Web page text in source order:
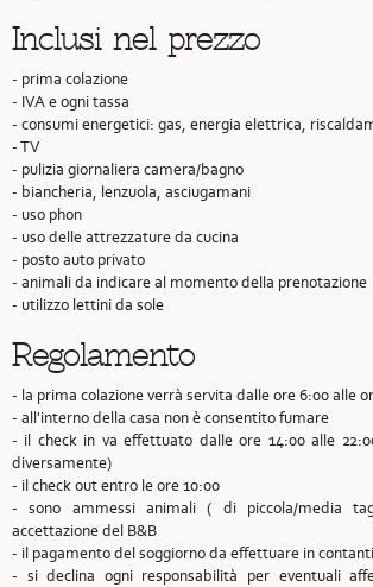
Inclusi nel prezzo
- prima colazione
- IVA e ogni tassa
- consumi energetici: gas, energia elettrica,
- TV
- pulizia giornaliera camera/bagno
- biancheria, lenzuola, asciugamani
- uso phon
- uso delle attrezzature da cucina
- posto auto privato
- animali da indicare al momento della prenotazione
- utilizzo lettini da sole
Regolamento
- la prima colazione verrà servita dalle ore 6:00 alle
- all'interno della casa non è consentito fumare
- il check in va effettuato dalle ore 14:00 alle
diversamente)
- il check out entro le ore 10:00
- sono ammessi animali ( di piccola/media
accettazione del B&B
- il pagamento del soggiorno da effettuare in contanti
- si declina ogni responsabilità per eventuali